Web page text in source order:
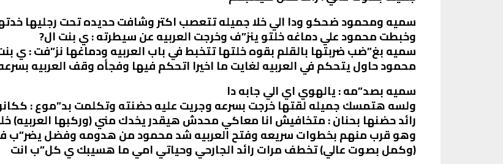
سميه ومحمود ضحكو ودا الي خلا جميله تتعصب اكتر وشافت حديده تحت رجليها
وخبطت محمود علي دماغه خلتو ينز”ف وخرجت العربيه عن سيطرته : ي بنت ال?
سميه بغ”ضب ضربتها بالقلم بقوه خلتها تتخبط في باب العربيه ودماغها نز”فت : ي
محمود حاول يتحكم في العربيه لغايت ما اخيرا اتحكم فيها وفجأه وقف العربيه
سميه بصد”مه : يالهوي اي الي جابه دا
ولسه هتمسك جميله لقتها خرجت بسرعه وجريت عليه حضنته وتكلمت بد”موع :
رائد حضنها بحنان : متخافيش انا معاكي محدش هيقدر يخدك مني (وركبها العربيه)
وهو قرب منهم بخطوات سريعه وفتح العربيه شد محمود من هدومه وفضل يضر”ب
(وكمل بصوت عالي) تخطف مرات رائد الجارحي وحياتي امي ما هسيبك ي كل”ب انت